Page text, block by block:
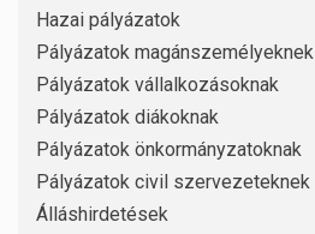
Hazai pályázatok
Pályázatok magánszemélyeknek
Pályázatok vállalkozásoknak
Pályázatok diákoknak
Pályázatok önkormányzatoknak
Pályázatok civil szervezeteknek
Álláshirdetések